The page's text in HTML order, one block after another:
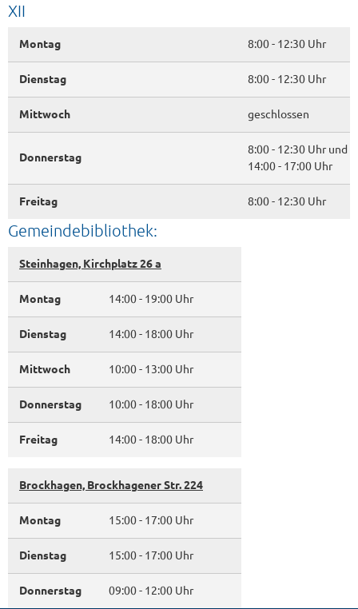
XII
Montag 8:00 - 12:30 Uhr
Dienstag 8:00 - 12:30 Uhr
Mittwoch geschlossen
Donnerstag
8:00 - 12:30 Uhr und
14:00 - 17:00 Uhr
Freitag 8:00 - 12:30 Uhr
Gemeindebibliothek:
Steinhagen, Kirchplatz 26 a
Montag 14:00 - 19:00 Uhr
Dienstag 14:00 - 18:00 Uhr
Mittwoch 10:00 - 13:00 Uhr
Donnerstag 10:00 - 18:00 Uhr
Freitag 14:00 - 18:00 Uhr
Brockhagen, Brockhagener Str. 224
Montag 15:00 - 17:00 Uhr
Dienstag 15:00 - 17:00 Uhr
Donnerstag 09:00 - 12:00 Uhr